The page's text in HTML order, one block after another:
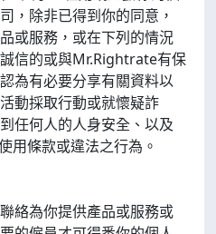
，除非已得到你的同意，
或服務，或在下列的情況
信的或與Mr.Rightrate有保
為有必要分享有關資料以
動採取行動或就懷疑詐
任何人的人身安全、以及
用條款或違法之行為。
絡為你提供產品或服務或